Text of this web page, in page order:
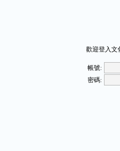
歡迎登入文
帳號:
密碼: